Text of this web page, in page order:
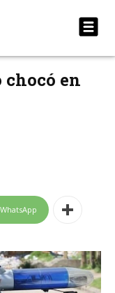
en
WhatsApp